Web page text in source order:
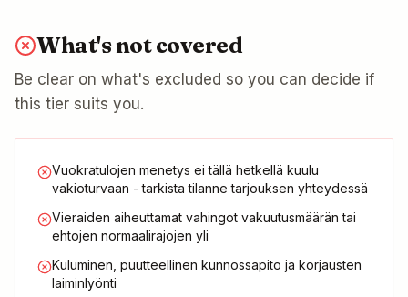
What's not covered
Be clear on what's excluded so you can decide if
this tier suits you.
Vuokratulojen menetys ei tällä hetkellä kuulu
vakioturvaan - tarkista tilanne tarjouksen yhteydessä
Vieraiden aiheuttamat vahingot vakuutusmäärän tai
ehtojen normaalirajojen yli
Kuluminen, puutteellinen kunnossapito ja korjausten
laiminlyönti